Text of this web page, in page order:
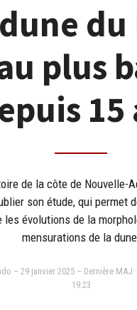
plus
15
de la côte de Nouvelle-
son étude, qui permet
les évolutions de la
mensurations de la
– 29 janvier 2025 – Dernière MAJ
19:23